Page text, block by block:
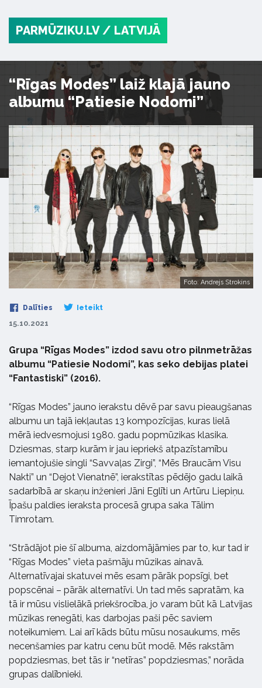
PARMŪZIKU.LV / LATVIJĀ
“Rīgas Modes” laiž klajā jauno
albumu “Patiesie Nodomi”
Foto: Andrejs Strokins
Dalīties Ieteikt
15.10.2021
Grupa “Rīgas Modes” izdod savu otro pilnmetrāžas
albumu “Patiesie Nodomi”, kas seko debijas platei
“Fantastiski” (2016).
“Rīgas Modes” jauno ierakstu dēvē par savu pieaugšanas
albumu un tajā iekļautas 13 kompozīcijas, kuras lielā
mērā iedvesmojusi 1980. gadu popmūzikas klasika.
Dziesmas, starp kurām ir jau iepriekš atpazīstamību
iemantojušie singli “Savvaļas Zirgi”, “Mēs Braucām Visu
Nakti” un “Dejot Vienatnē”, ierakstītas pēdējo gadu laikā
sadarbībā ar skaņu inženieri Jāni Eglīti un Artūru Liepiņu.
Īpašu paldies ieraksta procesā grupa saka Tālim
Timrotam.
“Strādājot pie šī albuma, aizdomājāmies par to, kur tad ir
“Rīgas Modes” vieta pašmāju mūzikas ainavā.
Alternatīvajai skatuvei mēs esam pārāk popsīgi, bet
popscēnai – pārāk alternatīvi. Un tad mēs sapratām, ka
tā ir mūsu vislielākā priekšrocība, jo varam būt kā Latvijas
mūzikas renegāti, kas darbojas paši pēc saviem
noteikumiem. Lai arī kāds būtu mūsu nosaukums, mēs
necenšamies par katru cenu būt modē. Mēs rakstām
popdziesmas, bet tās ir “netīras” popdziesmas,” norāda
grupas dalībnieki.